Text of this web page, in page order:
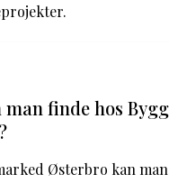
finde hos
Østerbro kan